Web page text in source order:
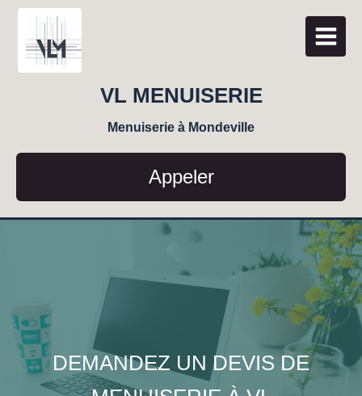
VL MENUISERIE
Menuiserie à Mondeville
Appeler
DEMANDEZ UN DEVIS DE